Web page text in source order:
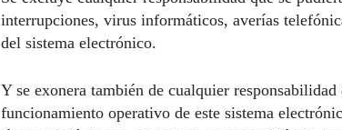
interrupciones, virus informáticos, averías
del sistema electrónico.
Y se exonera también de cualquier
funcionamiento operativo de este sistema